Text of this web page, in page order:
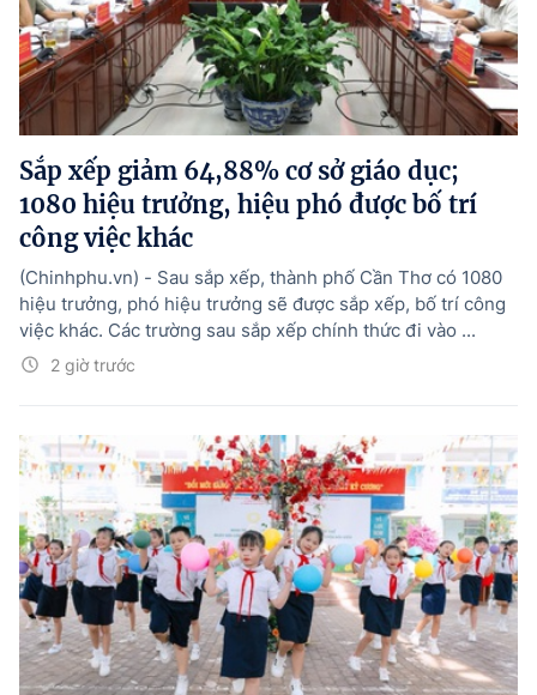
Sắp xếp giảm 64,88% cơ sở giáo dục;
1080 hiệu trưởng, hiệu phó được bố trí
công việc khác
2 giờ trước
(Chinhphu.vn) - Sau sắp xếp, thành phố Cần Thơ có 1080
hiệu trưởng, phó hiệu trưởng sẽ được sắp xếp, bố trí công
việc khác. Các trường sau sắp xếp chính thức đi vào ...